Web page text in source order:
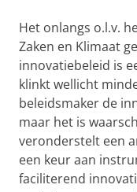
Het onlangs o.l.v.
Zaken en Klimaat
innovatiebeleid is
klinkt wellicht
beleidsmaker de
maar het is
veronderstelt een
een keur aan
faciliterend